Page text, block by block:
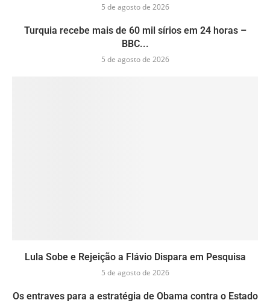
5 de agosto de 2026
Turquia recebe mais de 60 mil sírios em 24 horas –
BBC...
5 de agosto de 2026
Lula Sobe e Rejeição a Flávio Dispara em Pesquisa
5 de agosto de 2026
Os entraves para a estratégia de Obama contra o Estado